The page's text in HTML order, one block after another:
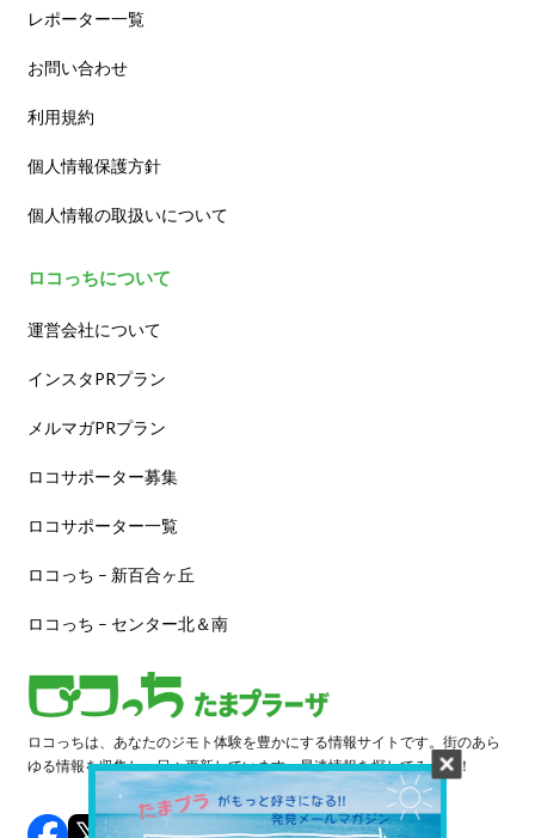
レポーター一覧
お問い合わせ
利用規約
個人情報保護方針
個人情報の取扱いについて
ロコっちについて
運営会社について
インスタPRプラン
メルマガPRプラン
ロコサポーター募集
ロコサポーター一覧
ロコっち – 新百合ヶ丘
ロコっち – センター北＆南
ロコっちは、あなたのジモト体験を豊かにする情報サイトです。街のあら
ゆる情報を収集し、日々更新しています。早速情報を探してみよう！